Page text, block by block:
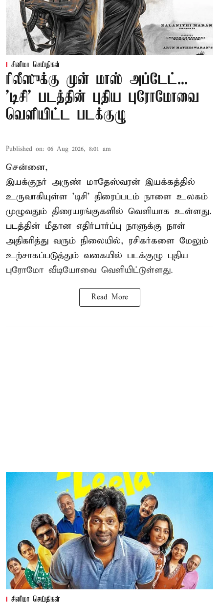
சினிமா செய்திகள்
ரிலீஸுக்கு முன் மாஸ் அப்டேட்...
'டிசி' படத்தின் புதிய புரோமோவை
வெளியிட்ட படக்குழு
Published on: 06 Aug 2026, 8:01 am
சென்னை,
இயக்குநர் அருண் மாதேஸ்வரன் இயக்கத்தில்
உருவாகியுள்ள 'டிசி' திரைப்படம் நாளை உலகம்
முழுவதும் திரையரங்குகளில் வெளியாக உள்ளது.
படத்தின் மீதான எதிர்பார்ப்பு நாளுக்கு நாள்
அதிகரித்து வரும் நிலையில், ரசிகர்களை மேலும்
உற்சாகப்படுத்தும் வகையில் படக்குழு புதிய
புரோமோ வீடியோவை வெளியிட்டுள்ளது.
Read More
சினிமா செய்திகள்